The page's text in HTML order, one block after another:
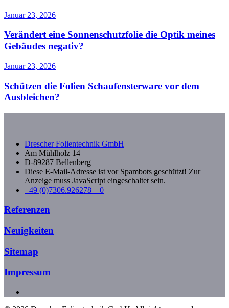
Januar 23, 2026
Verändert eine Sonnenschutzfolie die Optik meines
Gebäudes negativ?
Januar 23, 2026
Schützen die Folien Schaufensterware vor dem
Ausbleichen?
Drescher Folientechnik GmbH
Am Mühlholz 14
D-89287 Bellenberg
Diese E-Mail-Adresse ist vor Spambots geschützt! Zur
Anzeige muss JavaScript eingeschaltet sein.
+49 (0)7306.926278 – 0
Referenzen
Neuigkeiten
Sitemap
Impressum